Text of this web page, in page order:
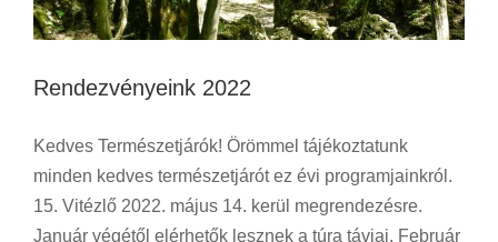
Rendezvényeink 2022
Kedves Természetjárók! Örömmel tájékoztatunk
minden kedves természetjárót ez évi programjainkról.
15. Vitézlő 2022. május 14. kerül megrendezésre.
Január végétől elérhetők lesznek a túra távjai. Február